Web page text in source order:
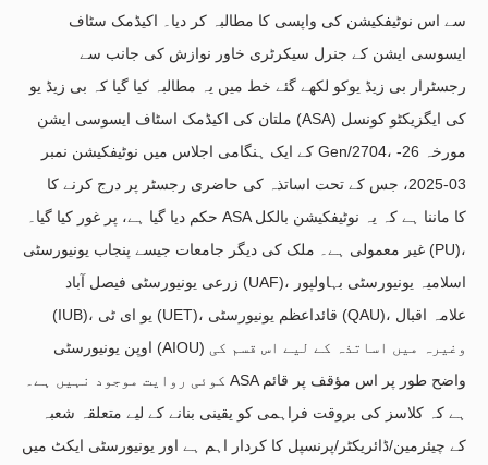
سے اس نوٹیفکیشن کی واپسی کا مطالبہ کر دیا۔ اکیڈمک سٹاف
ایسوسی ایشن کے جنرل سیکرٹری خاور نوازش کی جانب سے
رجسٹرار بی زیڈ یوکو لکھے گئے خط میں یہ مطالبہ کیا گیا کہ بی زیڈ یو
ملتان کی اکیڈمک اسٹاف ایسوسی ایشن (ASA) کی ایگزیکٹو کونسل
کے ایک ہنگامی اجلاس میں نوٹیفکیشن نمبر Gen/2704، مورخہ 26-
03-2025، جس کے تحت اساتذہ کی حاضری رجسٹر پر درج کرنے کا
حکم دیا گیا ہے، پر غور کیا گیا۔ ASA کا ماننا ہے کہ یہ نوٹیفکیشن بالکل
غیر معمولی ہے۔ ملک کی دیگر جامعات جیسے پنجاب یونیورسٹی (PU)،
زرعی یونیورسٹی فیصل آباد (UAF)، اسلامیہ یونیورسٹی بہاولپور
(IUB)، یو ای ٹی (UET)، قائداعظم یونیورسٹی (QAU)، علامہ اقبال
اوپن یونیورسٹی (AIOU) وغیرہ میں اساتذہ کے لیے اس قسم کی
کوئی روایت موجود نہیں ہے۔ ASA واضح طور پر اس مؤقف پر قائم
ہے کہ کلاسز کی بروقت فراہمی کو یقینی بنانے کے لیے متعلقہ شعبہ
کے چیئرمین/ڈائریکٹر/پرنسپل کا کردار اہم ہے اور یونیورسٹی ایکٹ میں